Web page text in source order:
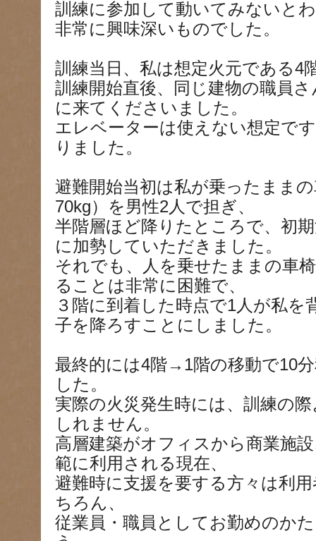
訓練に参加して動いてみないと
非常に興味深いものでした。
訓練当日、私は想定火元である4
訓練開始直後、同じ建物の職員
に来てくださいました。
エレベーターは使えない想定で
りました。
避難開始当初は私が乗ったまま
70kg）を男性2人で担ぎ、
半階層ほど降りたところで、初
に加勢していただきました。
それでも、人を乗せたままの車
ることは非常に困難で、
３階に到着した時点で1人が私を
子を降ろすことにしました。
最終的には4階→1階の移動で10
した。
実際の火災発生時には、訓練の
しれません。
高層建築がオフィスから商業施
範に利用される現在、
避難時に支援を要する方々は利
ちろん、
従業員・職員としてお勤めのか